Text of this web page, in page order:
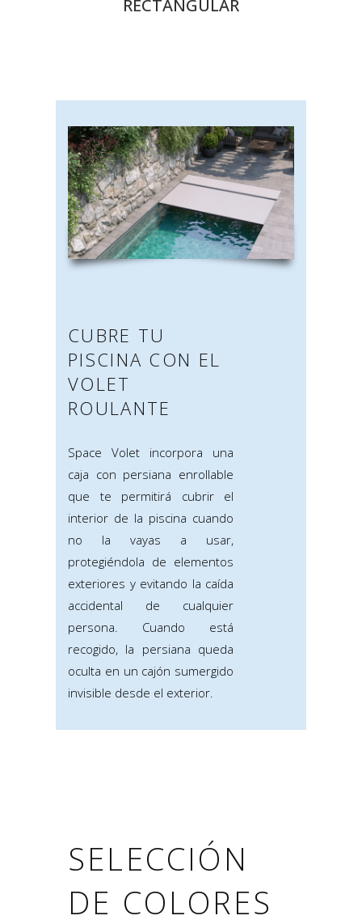
RECTANGULAR
CUBRE TU
PISCINA CON EL
VOLET
ROULANTE
Space Volet incorpora una
caja con persiana enrollable
que te permitirá cubrir el
interior de la piscina cuando
no la vayas a usar,
protegiéndola de elementos
exteriores y evitando la caída
accidental de cualquier
persona. Cuando está
recogido, la persiana queda
oculta en un cajón sumergido
invisible desde el exterior.
SELECCIÓN
DE COLORES